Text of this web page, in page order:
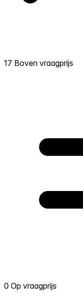
17 Boven vraagprijs
0 Op vraagprijs